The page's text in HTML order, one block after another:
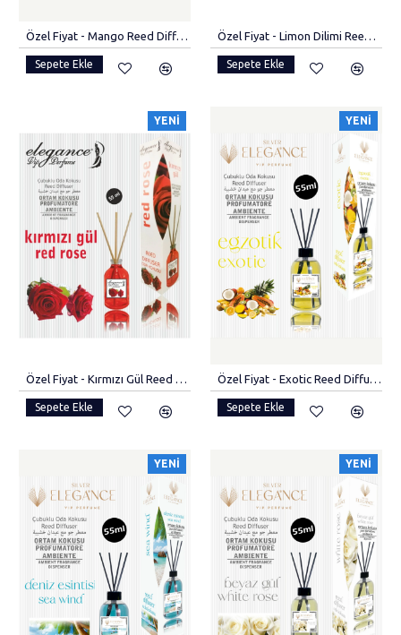
Özel Fiyat - Mango Reed Diffuser Bambu Cubuklu Oda Kokusu (55 ML) Ferahlatıcı Aromaterapi
Sepete Ekle Sepete Ekle
YENI
Sepete Ekle
YENI
Sepete Ekle
YENI YENI